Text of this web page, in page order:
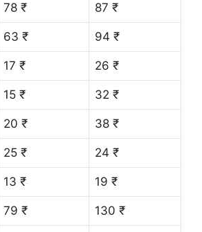
78 ₹ 87 ₹
63 ₹ 94 ₹
17 ₹ 26 ₹
15 ₹ 32 ₹
20 ₹ 38 ₹
25 ₹ 24 ₹
13 ₹ 19 ₹
79 ₹ 130 ₹